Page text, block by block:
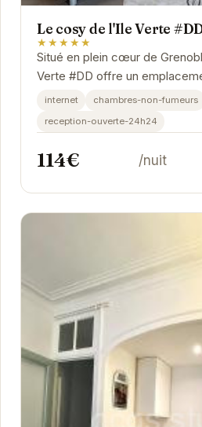
Le cosy de l'Ile Verte
★★★★★
Situé en plein cœur de
Verte #DD offre un
explorer la ville. Apprécié
internet
chambres-non-fumeurs
reception-ouverte-24h24
114€ /nuit